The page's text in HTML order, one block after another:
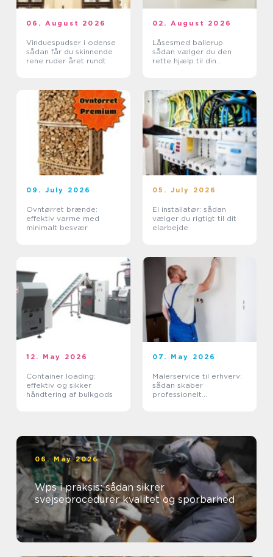
06. August 2026
Vinduespudser i odense
sådan får du skinnende
rene ruder året rundt
02. August 2026
Låsesmed ballerup
sådan vælger du den
rette hjælp til din
09. July 2026
Ovntørret brænde:
effektiv varme med
minimalt besvær
05. July 2026
El installatør: sådan
vælger du rigtigt til dit
elarbejde
12. May 2026
Container loading:
effektiv og sikker
håndtering af bulkgods
07. May 2026
Malerservice til erhverv:
sådan skaber
professionelt
06. May 2026
Wps i praksis: sådan sikrer
svejseprocedurer kvalitet og sporbarhed